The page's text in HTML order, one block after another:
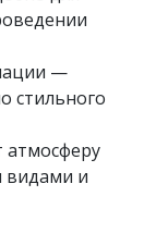
—
стильного
видами и